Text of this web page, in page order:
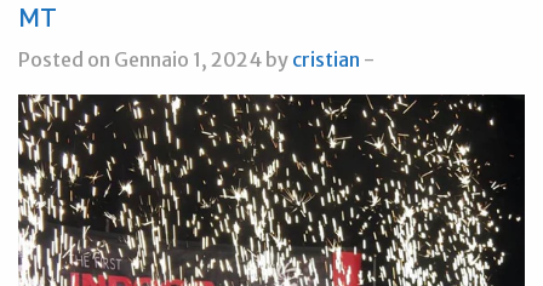
MT
Posted on Gennaio 1, 2024 by cristian -